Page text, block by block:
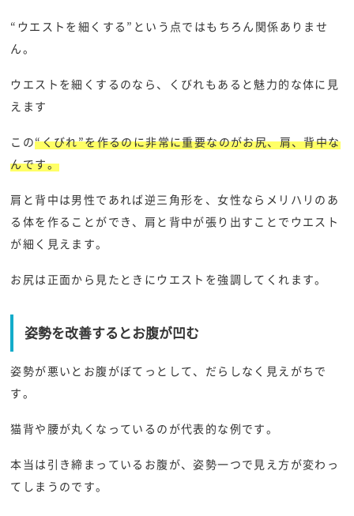
“ウエストを細くする”という点ではもちろん関係ありませ
ん。
ウエストを細くするのなら、くびれもあると魅力的な体に見
えます
この“くびれ”を作るのに非常に重要なのがお尻、肩、背中な
んです。
肩と背中は男性であれば逆三角形を、女性ならメリハリのあ
る体を作ることができ、肩と背中が張り出すことでウエスト
が細く見えます。
お尻は正面から見たときにウエストを強調してくれます。
姿勢を改善するとお腹が凹む
姿勢が悪いとお腹がぼてっとして、だらしなく見えがちで
す。
猫背や腰が丸くなっているのが代表的な例です。
本当は引き締まっているお腹が、姿勢一つで見え方が変わっ
てしまうのです。